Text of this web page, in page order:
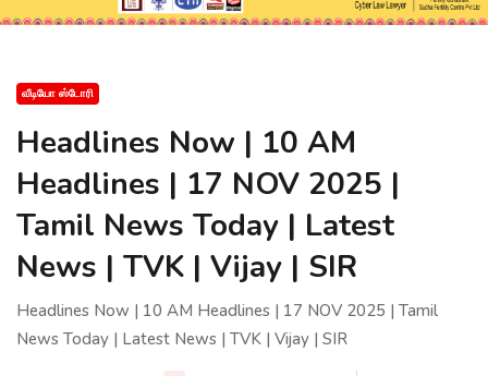
வீடியோ ஸ்டோரி
Headlines Now | 10 AM
Headlines | 17 NOV 2025 |
Tamil News Today | Latest
News | TVK | Vijay | SIR
Headlines Now | 10 AM Headlines | 17 NOV 2025 | Tamil
News Today | Latest News | TVK | Vijay | SIR